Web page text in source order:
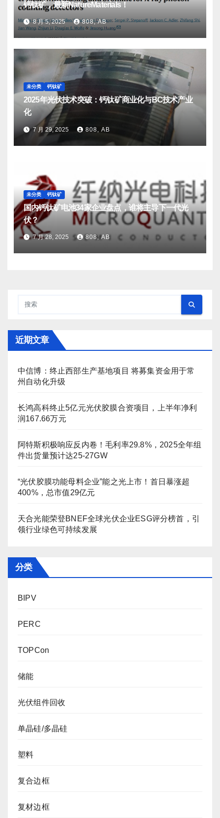
钙钛矿，最新NatureMaterials！
8 月 5, 2025 808, AB
未分类 钙钛矿
2025年光伏技术突破：钙钛矿商业化与BC技术产业
化
7 月 29, 2025 808, AB
未分类 钙钛矿
国内钙钛矿电池34家企业盘点，谁将主导下一代光
伏？
7 月 28, 2025 808, AB
近期文章
中信博：终止西部生产基地项目 将募集资金用于常
州自动化升级
长鸿高科终止5亿元光伏胶膜合资项目，上半年净利
润167.66万元
阿特斯积极响应反内卷！毛利率29.8%，2025全年组
件出货量预计达25-27GW
“光伏胶膜功能母料企业”能之光上市！首日暴涨超
400%，总市值29亿元
天合光能荣登BNEF全球光伏企业ESG评分榜首，引
领行业绿色可持续发展
分类
BIPV
PERC
TOPCon
储能
光伏组件回收
单晶硅/多晶硅
塑料
复合边框
复材边框